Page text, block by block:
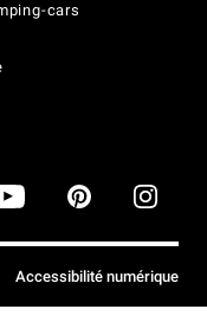
cars
Accessibilité numérique